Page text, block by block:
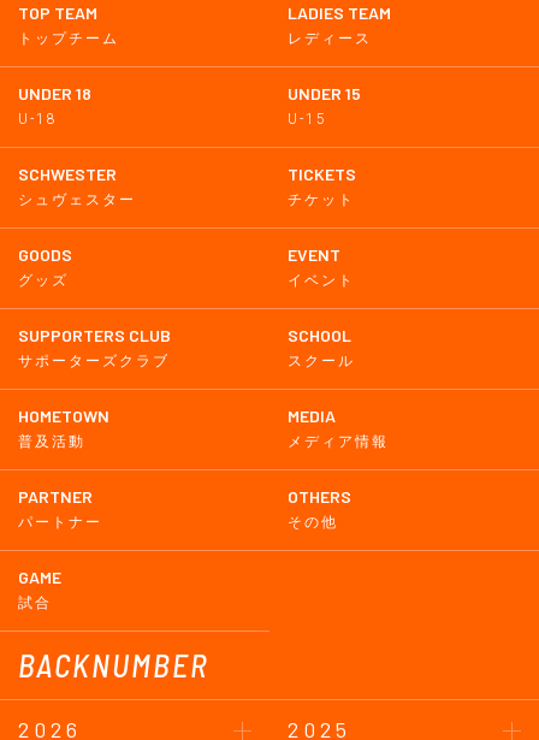
TOP TEAM
トップチーム
LADIES TEAM
レディース
UNDER 18
U-18
UNDER 15
U-15
SCHWESTER
シュヴェスター
TICKETS
チケット
GOODS
グッズ
EVENT
イベント
SUPPORTERS CLUB
サポーターズクラブ
SCHOOL
スクール
HOMETOWN
普及活動
MEDIA
メディア情報
PARTNER
パートナー
OTHERS
その他
GAME
試合
BACKNUMBER
2026
2025